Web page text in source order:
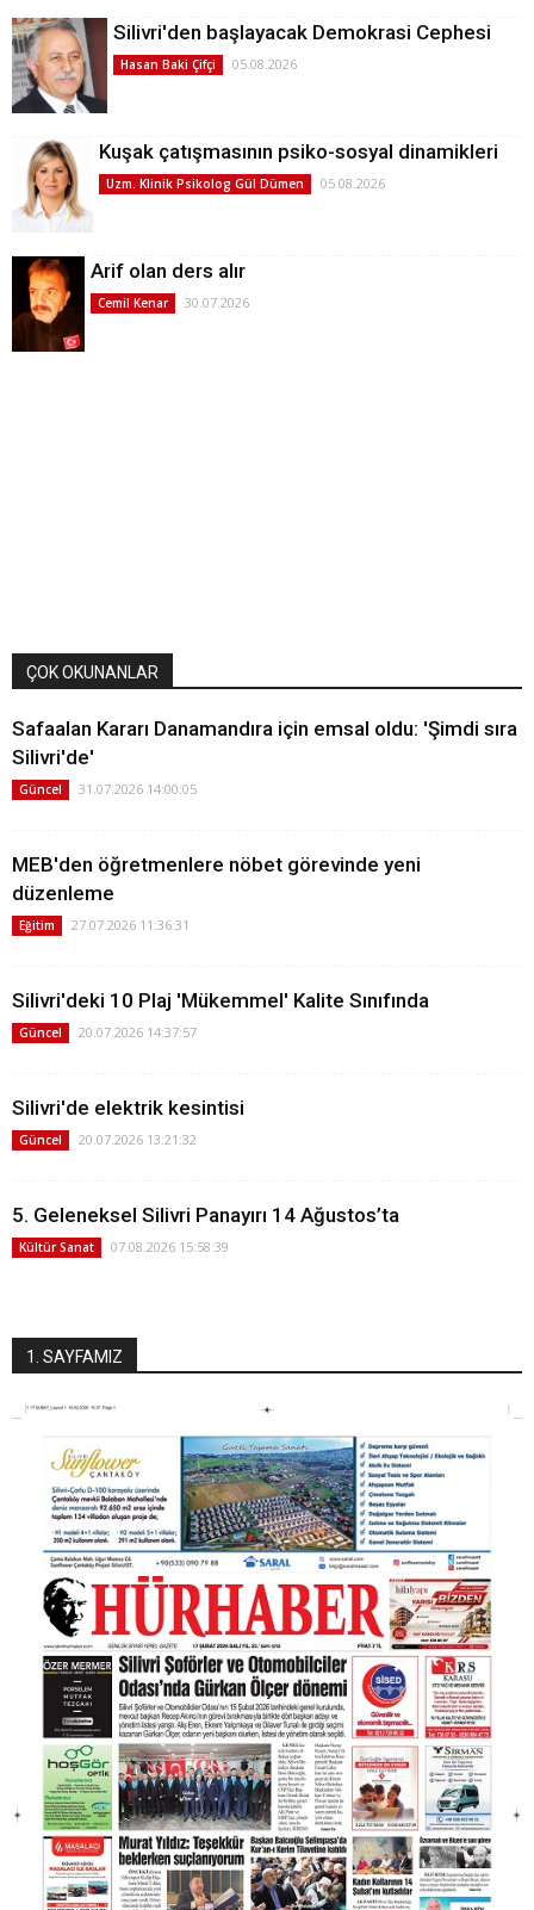
Silivri'den başlayacak Demokrasi Cephesi
Hasan Baki Çifçi 05.08.2026
Kuşak çatışmasının psiko-sosyal dinamikleri
Uzm. Klinik Psikolog Gül Dümen 05.08.2026
Arif olan ders alır
Cemil Kenar 30.07.2026
ÇOK OKUNANLAR
Safaalan Kararı Danamandıra için emsal oldu: 'Şimdi sıra
Silivri'de'
Güncel 31.07.2026 14:00:05
MEB'den öğretmenlere nöbet görevinde yeni
düzenleme
Eğitim 27.07.2026 11:36:31
Silivri'deki 10 Plaj 'Mükemmel' Kalite Sınıfında
Güncel 20.07.2026 14:37:57
Silivri'de elektrik kesintisi
Güncel 20.07.2026 13:21:32
5. Geleneksel Silivri Panayırı 14 Ağustos’ta
Kültür Sanat 07.08.2026 15:58:39
1. SAYFAMIZ